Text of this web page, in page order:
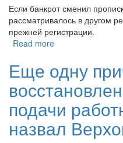
Если банкрот сменил
рассматривалось в другом
прежней регистрации.
Read more
Еще одну
подачи
назвал